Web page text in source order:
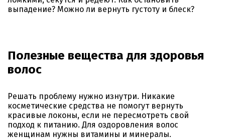
выпадение? Можно ли вернуть густоту и блеск?
Полезные вещества для здоровья
волос
Решать проблему нужно изнутри. Никакие
косметические средства не помогут вернуть
красивые локоны, если не пересмотреть свой
подход к питанию. Для оздоровления волос
женщинам нужны витамины и минералы.